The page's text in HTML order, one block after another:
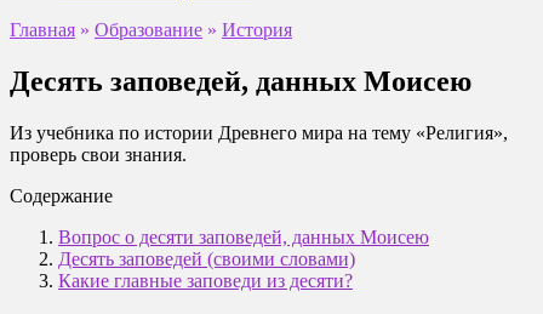
Главная » Образование » История
Десять заповедей, данных Моисею
Из учебника по истории Древнего мира на тему «Религия»,
проверь свои знания.
Содержание
Вопрос о десяти заповедей, данных Моисею
Десять заповедей (своими словами)
Какие главные заповеди из десяти?